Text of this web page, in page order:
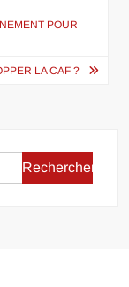
POUR
LA CAF ?
Rechercher :